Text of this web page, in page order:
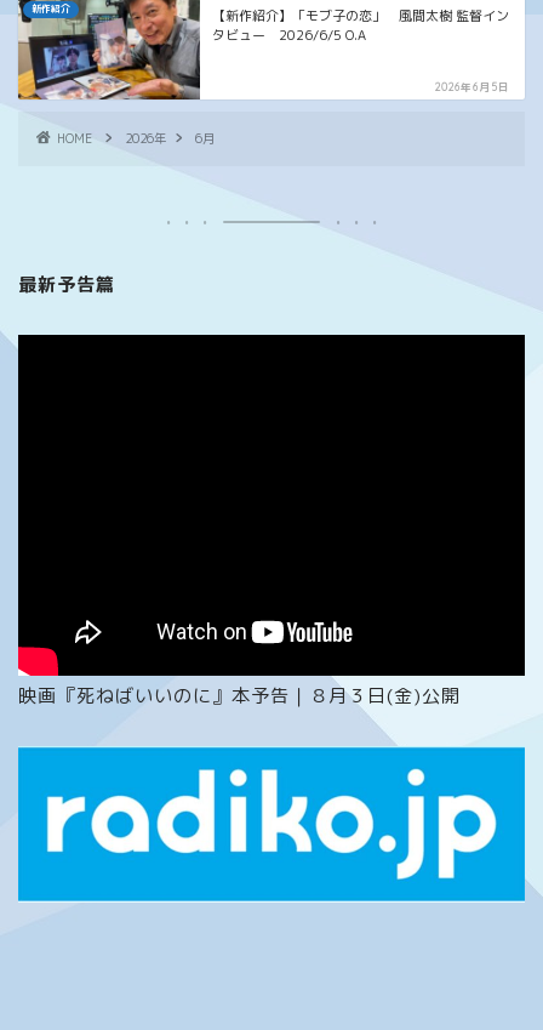
新作紹介
【新作紹介】「モブ子の恋」 風間太樹 監督イン
タビュー 2026/6/5 O.A
2026年6月5日
HOME 2026年 6月
最新予告篇
映画『死ねばいいのに』本予告｜８月３日(金)公開